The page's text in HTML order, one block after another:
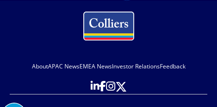
AboutAPAC NewsEMEA NewsInvestor RelationsFeedback